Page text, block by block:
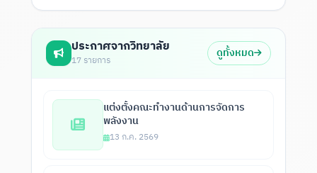
ประกาศจากวิทยาลัย
17 รายการ ดูทั้งหมด
แต่งตั้งคณะทำงานด้านการจัดการ
พลังงาน
13 ก.ค. 2569